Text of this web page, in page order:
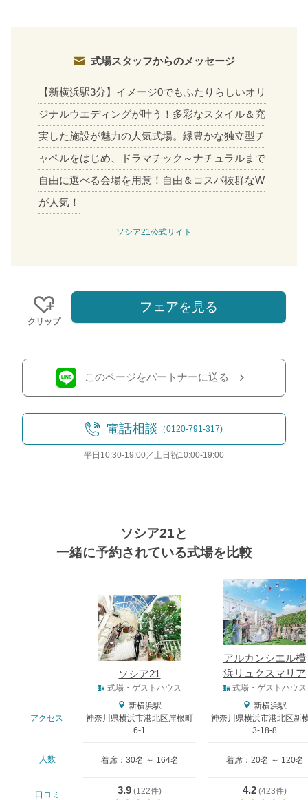
おトクな特典つきフェア
式場スタッフからのメッセージ
【新横浜駅3分】イメージ0でもふたりらしいオリ
ジナルウエディングが叶う！多彩なスタイル＆充
実した施設が魅力の人気式場。緑豊かな独立型チ
ャペルをはじめ、ドラマチック～ナチュラルまで
自由に選べる会場を用意！自由＆コスパ抜群なW
が人気！
ソシア21公式サイト
クリップ
フェアを見る
このページをパートナーに送る
電話相談 （0120-791-317)
平日10:30-19:00／土日祝10:00-19:00
ソシア21と
一緒に予約されている式場を比較
ソシア21
アルカンシエル横
浜リュクスマリア
ージュ
式場・ゲストハウス 式場・ゲストハウス
アクセス
新横浜駅
神奈川県横浜市港北区岸根町
6-1
新横浜駅
神奈川県横浜市港北区新
3-18-8
人数 着席：30名 ～ 164名 着席：20名 ～ 120名
口コミ 3.9 (122件) 4.2 (423件)